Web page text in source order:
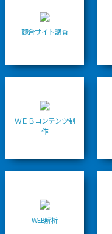
競合サイト調査
ＷＥＢコンテンツ制
作
WEB解析